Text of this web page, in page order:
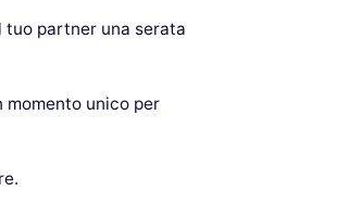
tuo partner una serata
momento unico per